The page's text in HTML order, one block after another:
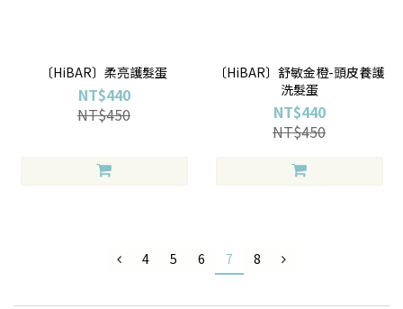
〔HiBAR〕柔亮護髮蛋
NT$440
NT$450
〔HiBAR〕舒敏金橙-頭皮養護
洗髮蛋
NT$440
NT$450
4 5 6 7 8